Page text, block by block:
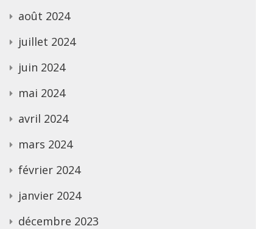
août 2024
juillet 2024
juin 2024
mai 2024
avril 2024
mars 2024
février 2024
janvier 2024
décembre 2023